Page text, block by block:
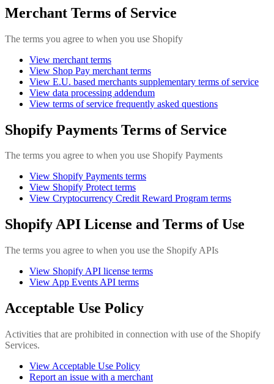
Merchant Terms of Service
The terms you agree to when you use Shopify
View merchant terms
View Shop Pay merchant terms
View E.U. based merchants supplementary terms of service
View data processing addendum
View terms of service frequently asked questions
Shopify Payments Terms of Service
The terms you agree to when you use Shopify Payments
View Shopify Payments terms
View Shopify Protect terms
View Cryptocurrency Credit Reward Program terms
Shopify API License and Terms of Use
The terms you agree to when you use the Shopify APIs
View Shopify API license terms
View App Events API terms
Acceptable Use Policy
Activities that are prohibited in connection with use of the Shopify
Services.
View Acceptable Use Policy
Report an issue with a merchant